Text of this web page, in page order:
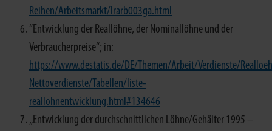
Reihen/Arbeitsmarkt/lrarb003ga.html
“Entwicklung der Reallöhne, der Nominallöhne und der
Verbraucherpreise“; in:
https://www.destatis.de/DE/Themen/Arbeit/Verdienste/
Nettoverdienste/Tabellen/liste-
reallohnentwicklung.html#134646
„Entwicklung der durchschnittlichen Löhne/Gehälter 1995 –